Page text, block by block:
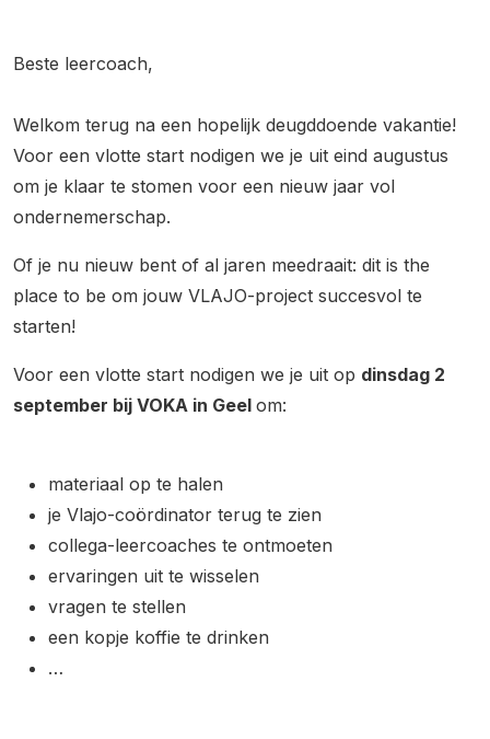
Beste leercoach,
Welkom terug na een hopelijk deugddoende vakantie!
Voor een vlotte start nodigen we je uit eind augustus
om je klaar te stomen voor een nieuw jaar vol
ondernemerschap.
Of je nu nieuw bent of al jaren meedraait: dit is the
place to be om jouw VLAJO-project succesvol te
starten!
Voor een vlotte start nodigen we je uit op dinsdag 2
september bij VOKA in Geel om:
materiaal op te halen
je Vlajo-coördinator terug te zien
collega-leercoaches te ontmoeten
ervaringen uit te wisselen
vragen te stellen
een kopje koffie te drinken
…